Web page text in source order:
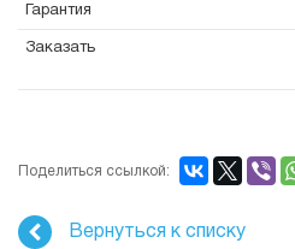
Поделиться ссылкой:
Вернуться к списку